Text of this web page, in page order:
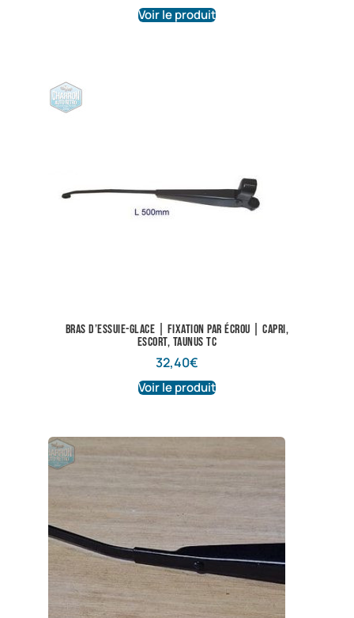
Voir le produit
Bras d’essuie-glace | Fixation par écrou | Capri,
Escort, Taunus TC
32,40€
Voir le produit